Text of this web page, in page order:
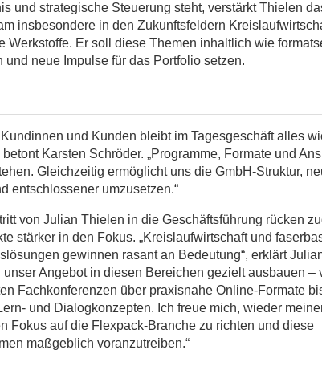
und strategische Steuerung steht, verstärkt Thielen
insbesondere in den Zukunftsfeldern
Werkstoffe. Er soll diese Themen inhaltlich wie
und neue Impulse für das Portfolio setzen.
Kundinnen und Kunden bleibt im Tagesgeschäft alles
betont Karsten Schröder. „Programme, Formate und
Gleichzeitig ermöglicht uns die GmbH-Struktur,
entschlossener umzusetzen.“
von Julian Thielen in die Geschäftsführung rücken
stärker in den Fokus. „Kreislaufwirtschaft und
gewinnen rasant an Bedeutung“, erklärt
unser Angebot in diesen Bereichen gezielt ausbauen –
Fachkonferenzen über praxisnahe Online-Formate
und Dialogkonzepten. Ich freue mich, wieder
Fokus auf die Flexpack-Branche zu richten und diese
maßgeblich voranzutreiben.“